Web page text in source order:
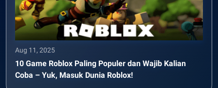
Aug 11, 2025
10 Game Roblox Paling Populer dan Wajib Kalian
Coba – Yuk, Masuk Dunia Roblox!